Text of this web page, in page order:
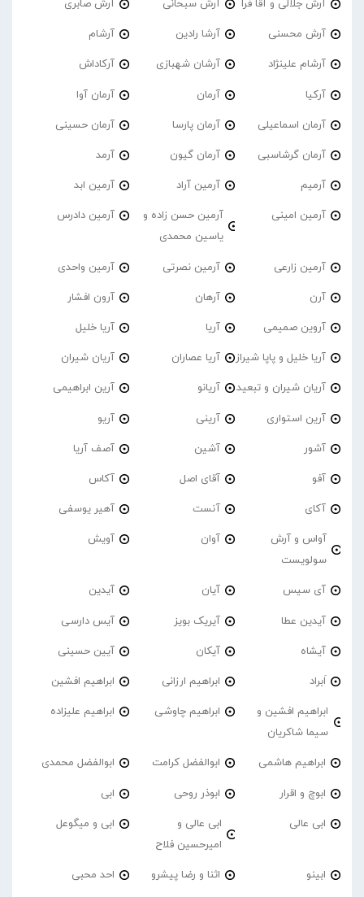
آرش جلالی و آقا فرا آرش سبحانی آرش صابری
آرش محسنی آرشا رادین آرشام
آرشام علینژاد آرشان شهبازی آرکاداش
آرکیا آرمان آرمان آوا
آرمان اسماعیلی آرمان پارسا آرمان حسینی
آرمان گرشاسبی آرمان گیون آرمد
آرمیم آرمین آراد آرمین ابد
آرمین امینی
آرمین حسن زاده و
یاسین محمدی
آرمین دادرس
آرمین زارعی آرمین نصرتی آرمین واحدی
آرن آرهان آرون افشار
آروین صمیمی آریا آریا خلیل
آریا خلیل و پاپا شیراز آریا عصاران آریان شیران
آریان شیران و تبعید آریانو آرین ابراهیمی
آرین استواری آرینی آریو
آشور آشین آصف آریا
آفو آقای اصل آکاس
آکای آنست آهیر یوسفی
آواس و آرش
سولویست
آوان آویش
آی سیس آیان آیدین
آیدین عطا آیریک بویز آیس دارسی
آیشاه آیکان آیین حسینی
اَبراد ابراهیم ارزانی ابراهیم افشین
ابراهیم افشین و
سیما شاکریان
ابراهیم چاوشی ابراهیم علیزاده
ابراهیم هاشمی ابوالفضل کرامت ابوالفضل محمدی
ابوچ و اقرار ابوذر روحی ابی
ابی عالی
ابی عالی و
امیرحسین فلاح
ابی و میگوعل
ابینو اثنا و رضا پیشرو احد محبی